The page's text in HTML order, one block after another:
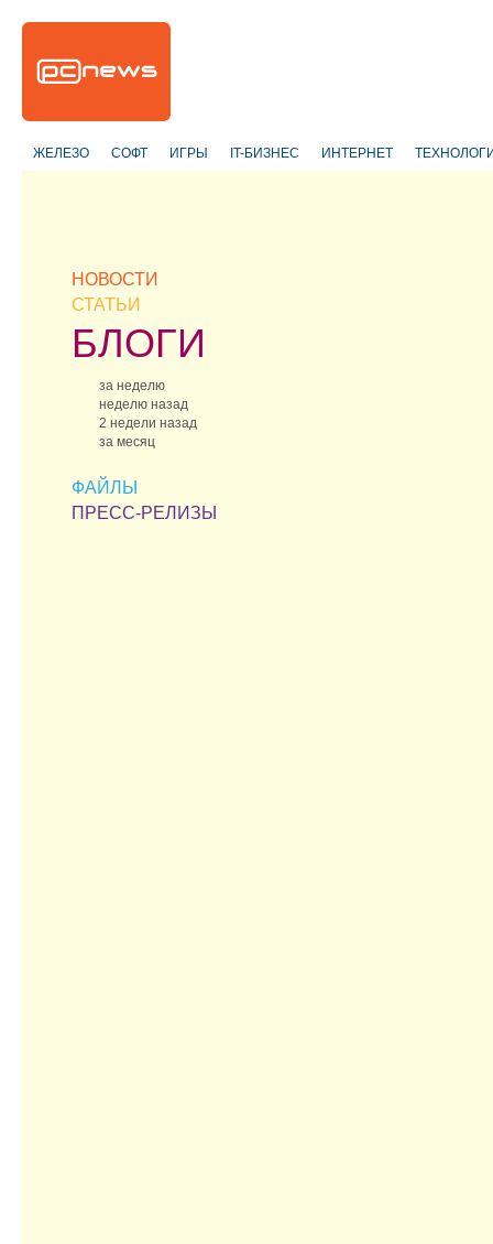
ЖЕЛЕЗО СОФТ ИГРЫ IT-БИЗНЕС ИНТЕРНЕТ
НОВОСТИ
СТАТЬИ
БЛОГИ
за неделю
неделю назад
2 недели назад
за месяц
ФАЙЛЫ
ПРЕСС-РЕЛИЗЫ